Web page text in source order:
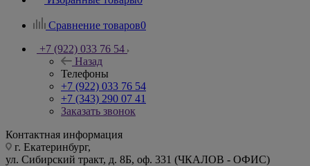
Сравнение товаров0
+7 (922) 033 76 54
Назад
Телефоны
+7 (922) 033 76 54
+7 (343) 290 07 41
Заказать звонок
Контактная информация
г. Екатеринбург,
ул. Сибирский тракт, д. 8Б, оф. 331 (ЧКАЛОВ - ОФИС)